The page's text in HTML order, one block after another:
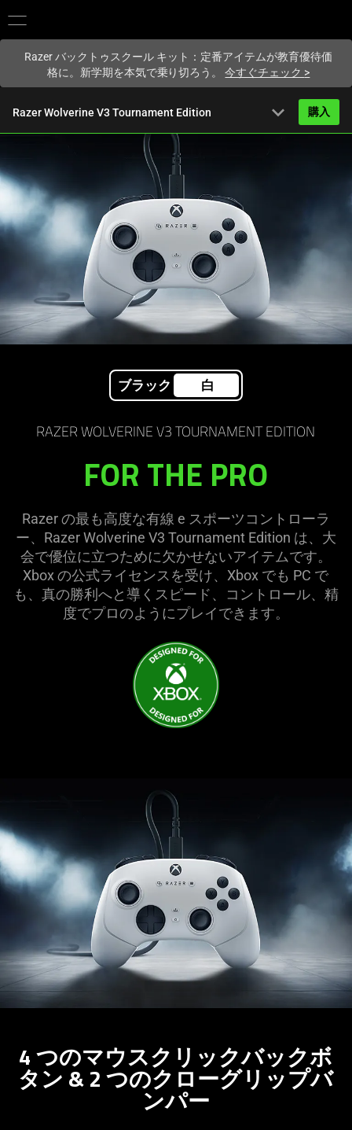
Razer バックトゥスクール キット：定番アイテムが教育優待価
格に。新学期を本気で乗り切ろう。今すぐチェック >
Razer Wolverine V3 Tournament Edition expand_more 購入
概要
FAQ
Activating
this
element
cause
content
on
updated.
技術仕様
ブラック 白
RAZER WOLVERINE V3 TOURNAMENT EDITION
FOR THE PRO
Razer の最も高度な有線 e スポーツコントローラ
ー、Razer Wolverine V3 Tournament Edition は、大
会で優位に立つために欠かせないアイテムです。
Xbox の公式ライセンスを受け、Xbox でも PC で
も、真の勝利へと導くスピード、コントロール、精
度でプロのようにプレイでき ます。
4 つのマウスクリックバックボ
タン & 2 つのクローグリップバ
ンパー